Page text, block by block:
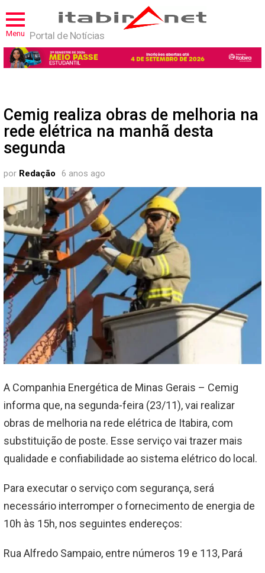
Menu Portal de Notícias
Cemig realiza obras de melhoria na
rede elétrica na manhã desta
segunda
por Redação 6 anos ago
A Companhia Energética de Minas Gerais – Cemig
informa que, na segunda-feira (23/11), vai realizar
obras de melhoria na rede elétrica de Itabira, com
substituição de poste. Esse serviço vai trazer mais
qualidade e confiabilidade ao sistema elétrico do local.
Para executar o serviço com segurança, será
necessário interromper o fornecimento de energia de
10h às 15h, nos seguintes endereços:
Rua Alfredo Sampaio, entre números 19 e 113, Pará